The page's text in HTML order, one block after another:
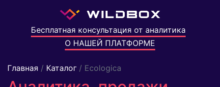
Бесплатная консультация от аналитика
О НАШЕЙ ПЛАТФОРМЕ
Главная / Каталог / Ecologica